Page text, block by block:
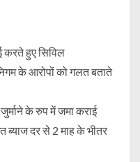
करते हुए सिविल
के आरोपों को गलत बताते
के रुप में जमा कराई
ब्याज दर से 2 माह के भीतर